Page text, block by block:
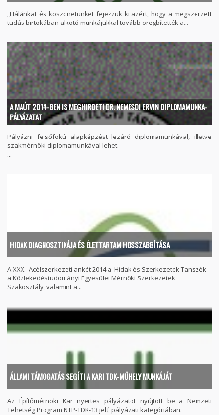
„Hálánkat és köszönetünket fejezzük ki azért, hogy a megszerzett
tudás birtokában alkotó munkájukkal tovább öregbítették a...
A MAÚT 2014-BEN IS MEGHIRDETI DR. NEMESDI ERVIN DIPLOMAMUNKA-
PÁLYÁZATAT
Pályázni felsőfokú alapképzést lezáró diplomamunkával, illetve
szakmérnöki diplomamunkával lehet.
...
HIDAK DIAGNOSZTIKÁJA ÉS ÉLETTARTAM HOSSZABBÍTÁSA
A XXX. Acélszerkezeti ankét 2014 a Hidak és Szerkezetek Tanszék
a Közlekedéstudományi Egyesület Mérnöki Szerkezetek
Szakosztály, valamint a...
ÁLLAMI TÁMOGATÁS SEGÍTI A KARI TDK-MŰHELY MUNKÁJÁT
Az Építőmérnöki Kar nyertes pályázatot nyújtott be a Nemzeti
Tehetség Program NTP-TDK-13 jelű pályázati kategóriában.